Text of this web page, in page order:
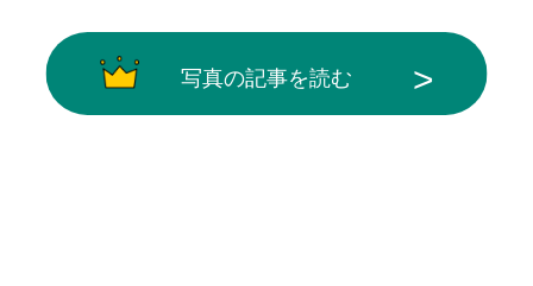
写真の記事を読む